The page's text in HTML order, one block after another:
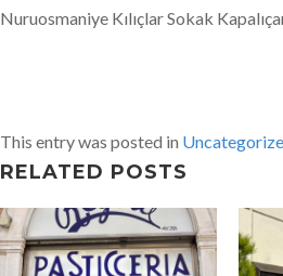
Nuruosmaniye Kılıçlar Sokak
This entry was posted in
RELATED POSTS